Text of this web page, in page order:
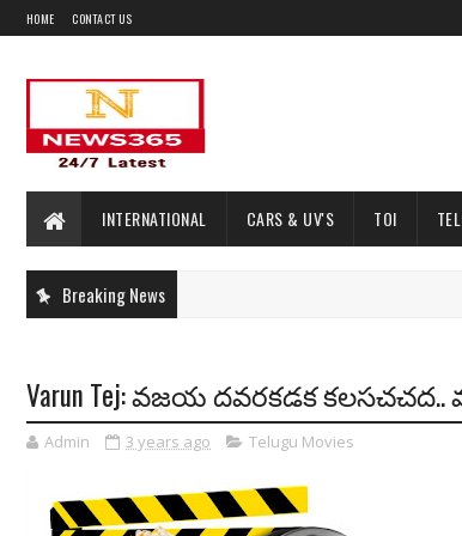
HOME CONTACT US
INTERNATIONAL CARS & UV'S TOI
Breaking News
Varun Tej: వజయ దవరకడక
Admin 3 years ago Telugu Movies